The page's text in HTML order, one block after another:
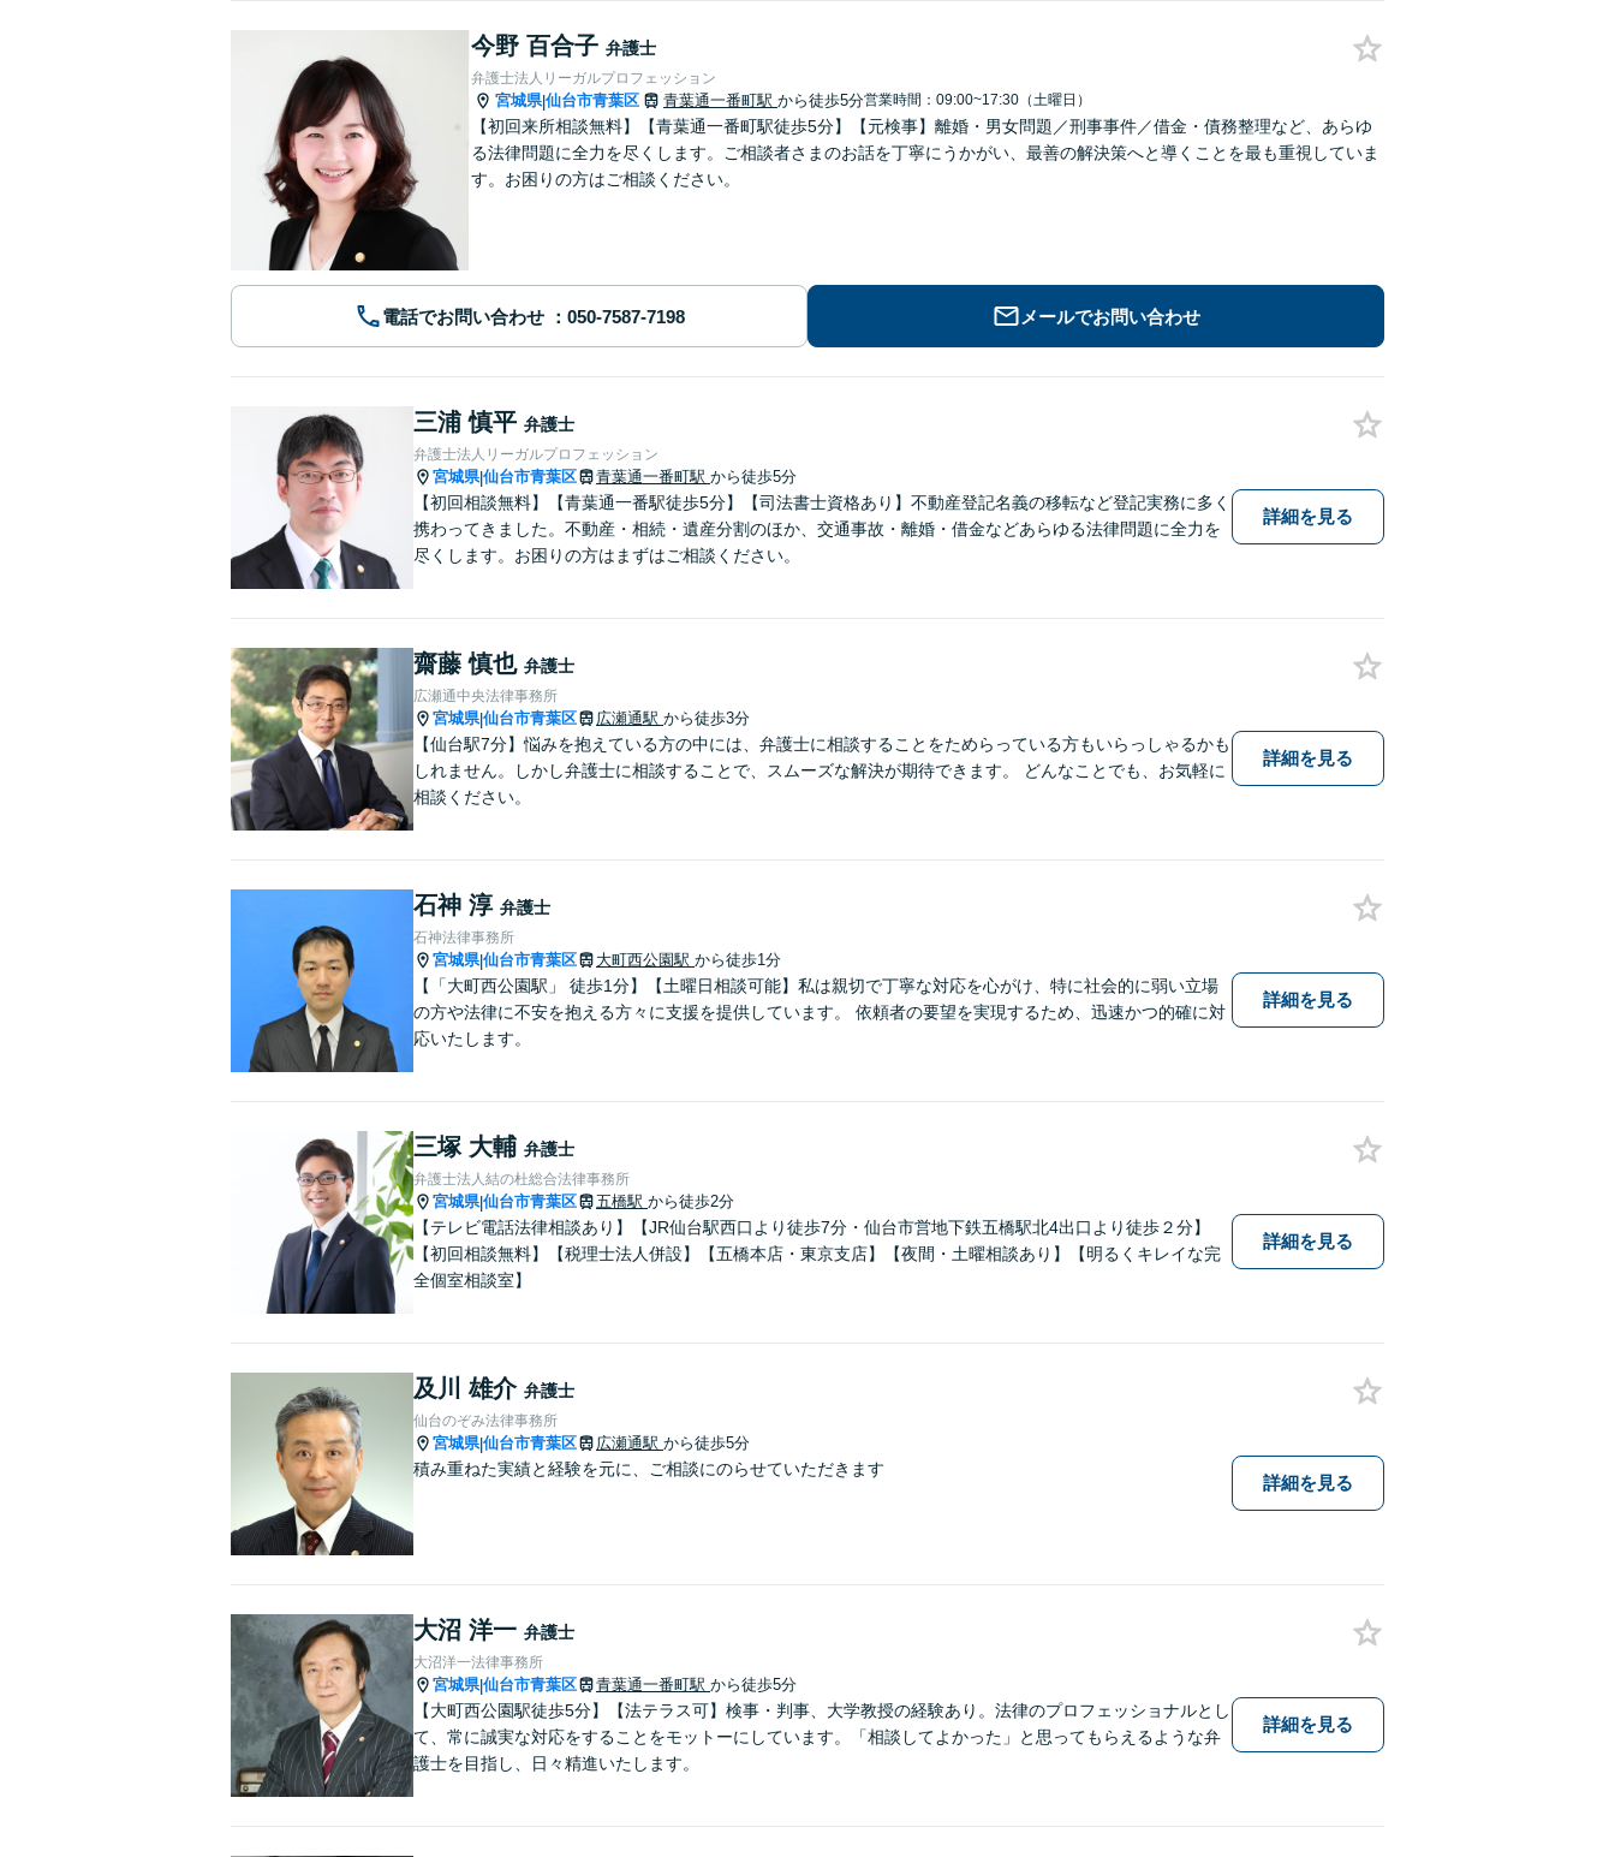
今野 百合子 弁護士
弁護士法人リーガルプロフェッション
宮城県|仙台市青葉区 青葉通一番町駅 から徒歩5分営業時間：09:00~17:30（土曜日）
【初回来所相談無料】【青葉通一番町駅徒歩5分】【元検事】離婚・男女問題／刑事事件／借金・債務整理など、あらゆ
る法律問題に全力を尽くします。ご相談者さまのお話を丁寧にうかがい、最善の解決策へと導くことを最も重視していま
す。お困りの方はご相談ください。
電話でお問い合わせ メールでお問い合わせ
三浦 慎平 弁護士
弁護士法人リーガルプロフェッション
宮城県|仙台市青葉区 青葉通一番町駅 から徒歩5分
【初回相談無料】【青葉通一番駅徒歩5分】【司法書士資格あり】不動産登記名義の移転など登記実務に多く
携わってきました。不動産・相続・遺産分割のほか、交通事故・離婚・借金などあらゆる法律問題に全力を
尽くします。お困りの方はまずはご相談ください。
詳細を見る
齋藤 慎也 弁護士
広瀬通中央法律事務所
宮城県|仙台市青葉区 広瀬通駅 から徒歩3分
【仙台駅7分】悩みを抱えている方の中には、弁護士に相談することをためらっている方もいらっしゃるかも
しれません。しかし弁護士に相談することで、スムーズな解決が期待できます。 どんなことでも、お気軽に
相談ください。
詳細を見る
石神 淳 弁護士
石神法律事務所
宮城県|仙台市青葉区 大町西公園駅 から徒歩1分
【「大町西公園駅」 徒歩1分】【土曜日相談可能】私は親切で丁寧な対応を心がけ、特に社会的に弱い立場
の方や法律に不安を抱える方々に支援を提供しています。 依頼者の要望を実現するため、迅速かつ的確に対
応いたします。
詳細を見る
三塚 大輔 弁護士
弁護士法人結の杜総合法律事務所
宮城県|仙台市青葉区 五橋駅 から徒歩2分
【テレビ電話法律相談あり】【JR仙台駅西口より徒歩7分・仙台市営地下鉄五橋駅北4出口より徒歩２分】
【初回相談無料】【税理士法人併設】【五橋本店・東京支店】【夜間・土曜相談あり】【明るくキレイな完
全個室相談室】
詳細を見る
及川 雄介 弁護士
仙台のぞみ法律事務所
宮城県|仙台市青葉区 広瀬通駅 から徒歩5分
積み重ねた実績と経験を元に、ご相談にのらせていただきます
詳細を見る
大沼 洋一 弁護士
大沼洋一法律事務所
宮城県|仙台市青葉区 青葉通一番町駅 から徒歩5分
【大町西公園駅徒歩5分】【法テラス可】検事・判事、大学教授の経験あり。法律のプロフェッショナルとし
て、常に誠実な対応をすることをモットーにしています。「相談してよかった」と思ってもらえるような弁
護士を目指し、日々精進いたします。
詳細を見る